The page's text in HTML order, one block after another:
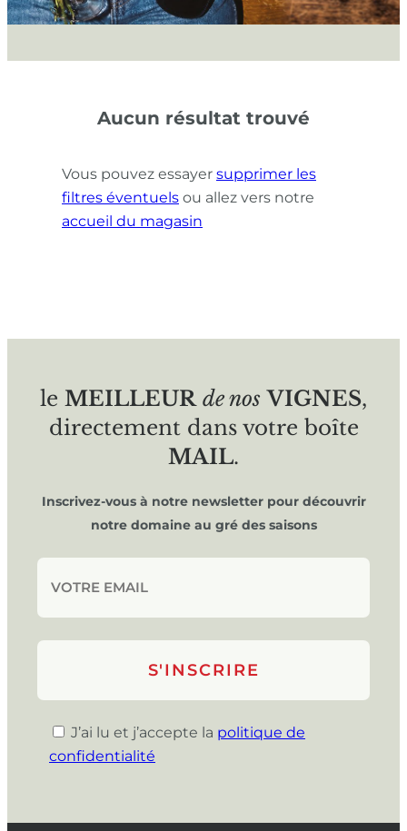
Aucun résultat trouvé
Vous pouvez essayer supprimer les
filtres éventuels ou allez vers notre
accueil du magasin
le MEILLEUR de nos VIGNES,
directement dans votre boîte
MAIL.
Inscrivez-vous à notre newsletter pour découvrir
notre domaine au gré des saisons
J’ai lu et j’accepte la politique de
confidentialité